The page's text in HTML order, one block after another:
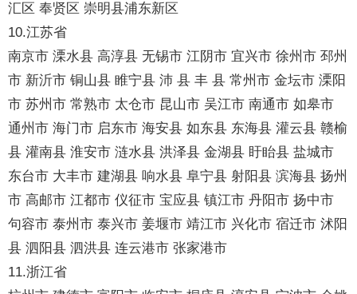
汇区 奉贤区 崇明县浦东新区
10.江苏省
南京市 溧水县 高淳县 无锡市 江阴市 宜兴市 徐州市 邳州
市 新沂市 铜山县 睢宁县 沛 县 丰 县 常州市 金坛市 溧阳
市 苏州市 常熟市 太仓市 昆山市 吴江市 南通市 如皋市
通州市 海门市 启东市 海安县 如东县 东海县 灌云县 赣榆
县 灌南县 淮安市 涟水县 洪泽县 金湖县 盱眙县 盐城市
东台市 大丰市 建湖县 响水县 阜宁县 射阳县 滨海县 扬州
市 高邮市 江都市 仪征市 宝应县 镇江市 丹阳市 扬中市
句容市 泰州市 泰兴市 姜堰市 靖江市 兴化市 宿迁市 沭阳
县 泗阳县 泗洪县 连云港市 张家港市
11.浙江省